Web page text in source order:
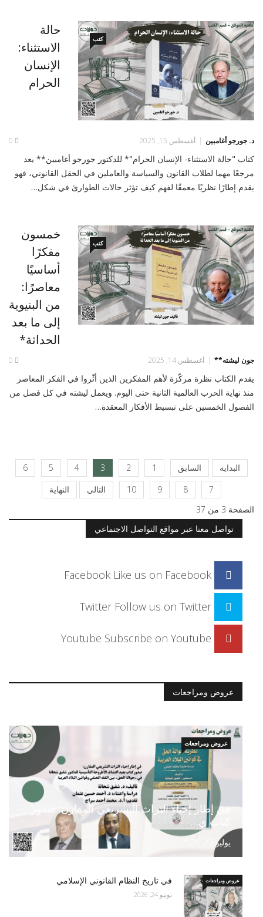
كتب
حالة
الاستثناء:
الإنسان
الحرام
د. جورجو أغامبين أغسطس 15, 2025 0
كتاب "حالة الاستثناء- الإنسان الحرام"* للدكتور جورجو أغامبين** يعد
مرجعًا مهما لطلاب القانون والسياسة والعاملين في الحقل القانوني، فهو
يقدم إطارًا نظريًا معمقًا لفهم كيف تؤثر حالات الطوارئ في شكل…
كتب
خمسون
مفكرًا
أساسيًا
معاصرًا:
من البنيوية
إلى ما بعد
الحداثة*
جون ليشته** أغسطس 14, 2025 0
يقدم الكتاب نظرة مركّزة لأهم المفكرين الذين أثّروا في الفكر المعاصر
منذ نهاية الحرب العالمية الثانية حتى اليوم. ويعمل ليشته في كل فصل من
الفصول الخمسين على تبسيط الأفكار المعقدة…
البداية السابق 1
2
3
4
5
6
7
8
9
10 التالي
النهاية
الصفحة 3 من 37
تواصل معنا عبر مواقع التواصل الاجتماعي
Facebook Like us on Facebook
Twitter Follow us on Twitter
Youtube Subscribe on Youtube
عروض ومراجعات
في إطار إحياء التراث التشريعي المقارن: صدور
كتاب ي…
يوليو 23, 2026
عروض ومراجعات
في تاريخ النظام القانوني الإسلامي عروض ومراجعات
يونيو 24, 2026